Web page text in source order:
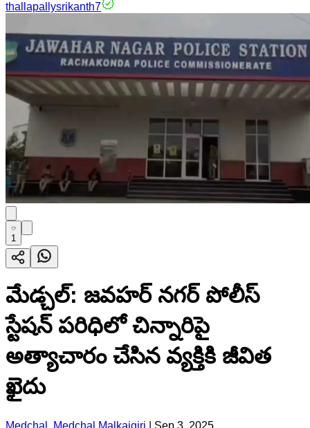
thallapallysrikanth7
1
మేడ్చల్: జవహర్ నగర్ పోలీస్
స్టేషన్ పరిధిలో చిన్నారిపై
అత్యాచారం చేసిన వ్యక్తికి జీవిత
ఖైదు
Medchal, Medchal Malkajgiri
Sep 3, 2025